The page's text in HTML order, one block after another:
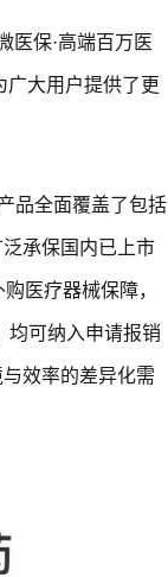
医保·高端百万医
广大用户提供了更
品全面覆盖了包括
承保国内已上市
医疗器械保障，
均可纳入申请报销
效率的差异化需